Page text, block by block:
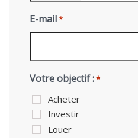
E-mail*
Votre objectif :*
Acheter
Investir
Louer